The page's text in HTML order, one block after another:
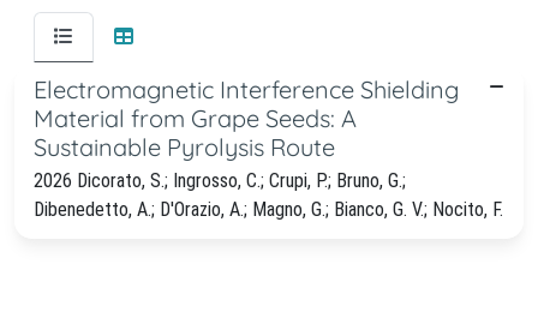
Electromagnetic Interference Shielding
Material from Grape Seeds: A
Sustainable Pyrolysis Route
2026 Dicorato, S.; Ingrosso, C.; Crupi, P.; Bruno, G.;
Dibenedetto, A.; D'Orazio, A.; Magno, G.; Bianco, G. V.; Nocito, F.